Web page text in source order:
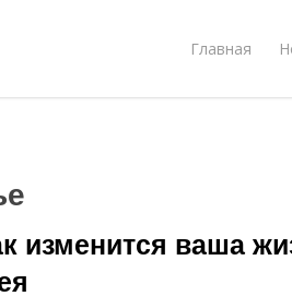
Главная
изменится ваша